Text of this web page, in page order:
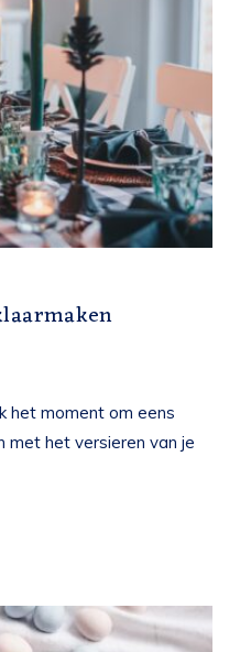
het moment om eens
met het versieren van je